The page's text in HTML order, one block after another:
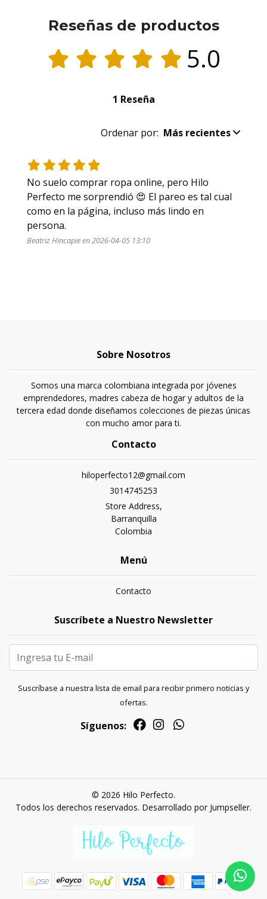
Reseñas de productos
5.0
1 Reseña
Ordenar por: Más recientes
No suelo comprar ropa online, pero Hilo
Perfecto me sorprendió 😍 El pareo es tal cual
como en la página, incluso más lindo en
persona.
Beatriz Hincapie en 2026-04-05 13:10
Sobre Nosotros
Somos una marca colombiana integrada por jóvenes
emprendedores, madres cabeza de hogar y adultos de la
tercera edad donde diseñamos colecciones de piezas únicas
con mucho amor para ti.
Contacto
hiloperfecto12@gmail.com
3014745253
Store Address,
Barranquilla
Colombia
Menú
Contacto
Suscríbete a Nuestro Newsletter
Suscríbase a nuestra lista de email para recibir primero noticias y
ofertas.
Síguenos:
© 2026 Hilo Perfecto.
Todos los derechos reservados. Desarrollado por Jumpseller.